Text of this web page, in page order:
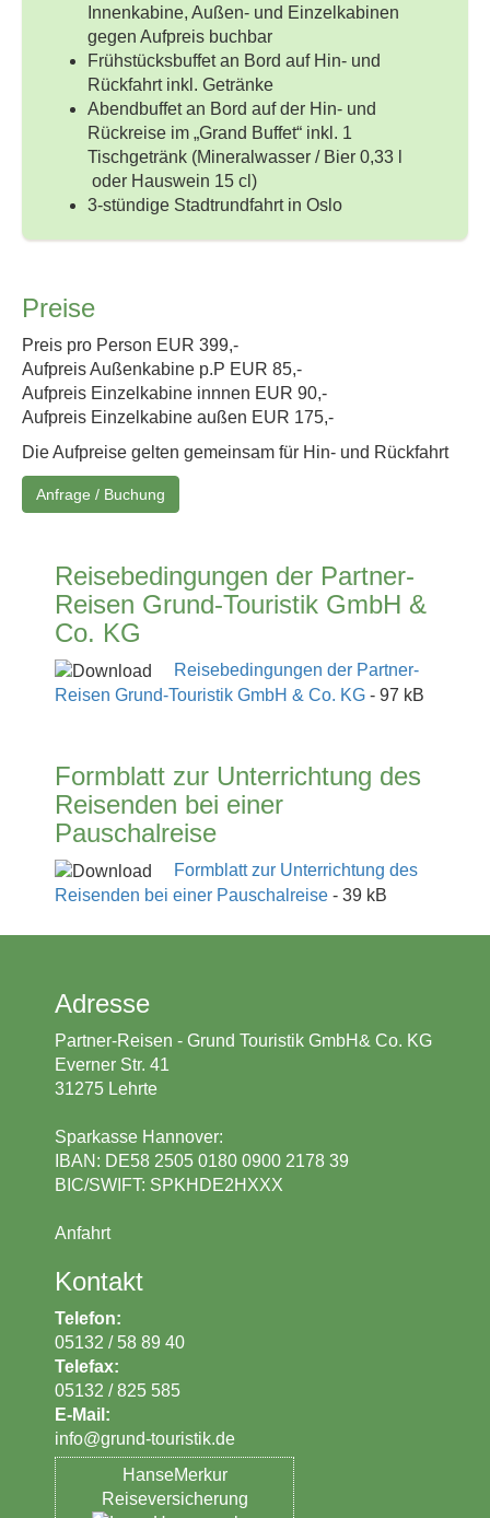
Innenkabine, Außen- und Einzelkabinen
gegen Aufpreis buchbar
Frühstücksbuffet an Bord auf Hin- und
Rückfahrt inkl. Getränke
Abendbuffet an Bord auf der Hin- und
Rückreise im „Grand Buffet“ inkl. 1
Tischgetränk (Mineralwasser / Bier 0,33 l
oder Hauswein 15 cl)
3-stündige Stadtrundfahrt in Oslo
Preise
Preis pro Person EUR 399,-
Aufpreis Außenkabine p.P EUR 85,-
Aufpreis Einzelkabine innnen EUR 90,-
Aufpreis Einzelkabine außen EUR 175,-
Die Aufpreise gelten gemeinsam für Hin- und Rückfahrt
Anfrage / Buchung
Reisebedingungen der Partner-
Reisen Grund-Touristik GmbH &
Co. KG
Reisebedingungen der Partner-
Reisen Grund-Touristik GmbH & Co. KG - 97 kB
Formblatt zur Unterrichtung des
Reisenden bei einer
Pauschalreise
Formblatt zur Unterrichtung des
Reisenden bei einer Pauschalreise - 39 kB
Adresse
Partner-Reisen - Grund Touristik GmbH& Co. KG
Everner Str. 41
31275 Lehrte
Sparkasse Hannover:
IBAN: DE58 2505 0180 0900 2178 39
BIC/SWIFT: SPKHDE2HXXX
Anfahrt
Kontakt
Telefon:
05132 / 58 89 40
Telefax:
05132 / 825 585
E-Mail:
info
_at_
grund-touristik.de
HanseMerkur
Reiseversicherung